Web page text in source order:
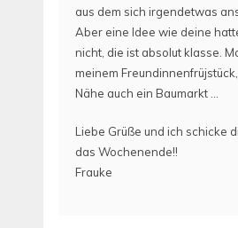
aus dem sich irgendetwas
Aber eine Idee wie deine
nicht, die ist absolut klasse.
meinem
Nähe auch ein Baumarkt …
Liebe Grüße und ich schicke
das Wochenende!!
Frauke